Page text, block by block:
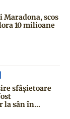
scos
10 milioane
sfâșietoare
la sân în...